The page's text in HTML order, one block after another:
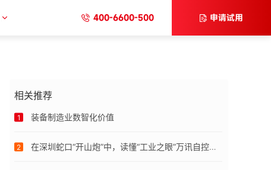
400-6600-500 申请试用
相关推荐
1 装备制造业数智化价值
2 在深圳蛇口“开山炮”中，读懂“工业之眼”万讯自控的数智化改革